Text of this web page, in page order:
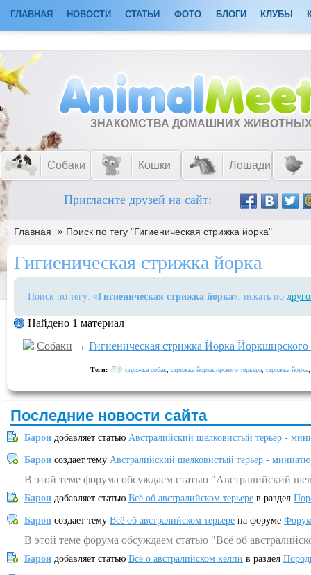
ГЛАВНАЯ НОВОСТИ СТАТЬИ ФОТО БЛОГИ КЛУБЫ
ЗНАКОМСТВА ДОМАШНИХ
Собаки Кошки Лошади
Пригласите друзей на сайт:
Главная » Поиск по тегу "Гигиеническая стрижка йорка"
Гигиеническая стрижка йорка
Поиск по тегу: «Гигиеническая стрижка йорка», искать по
Найдено 1 материал
Собаки → Гигиеническая стрижка Йорка Йоркширского
Теги: стрижка собак стрижка йоркширского терьера стрижка йорка
Последние новости сайта
Барон добавляет статью Австралийский шелковистый терьер -
Барон создает тему Австралийский шелковистый терьер -
В этой теме форума обсуждаем статью "Австралийский
Барон добавляет статью Всё об австралийском терьере в раздел
Барон создает тему Всё об австралийском терьере на форуме
В этой теме форума обсуждаем статью "Всё об
Барон добавляет статью Всё о австралийском келпи в раздел